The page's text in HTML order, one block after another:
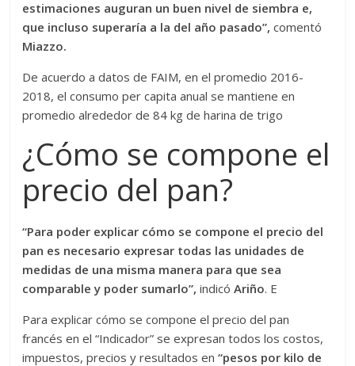
estimaciones auguran un buen nivel de siembra e,
que incluso superaría a la del año pasado”, comentó
Miazzo.
De acuerdo a datos de FAIM, en el promedio 2016-
2018, el consumo per capita anual se mantiene en
promedio alrededor de 84 kg de harina de trigo
¿Cómo se compone el
precio del pan?
“Para poder explicar cómo se compone el precio del
pan es necesario expresar todas las unidades de
medidas de una misma manera para que sea
comparable y poder sumarlo”, indicóAriño. E
Para explicar cómo se compone el precio del pan
francés en el “Indicador” se expresan todos los costos,
impuestos, precios y resultados en“pesos por kilo de